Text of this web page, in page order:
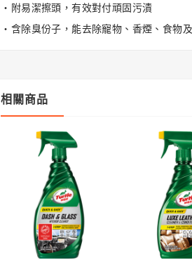
$999.00
‧附易潔擦頭，有效對付頑固污漬
‧含除臭份子，能去除寵物、香煙、食物
相關商品